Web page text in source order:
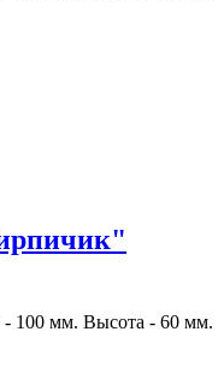
100 мм. Высота - 60 мм.